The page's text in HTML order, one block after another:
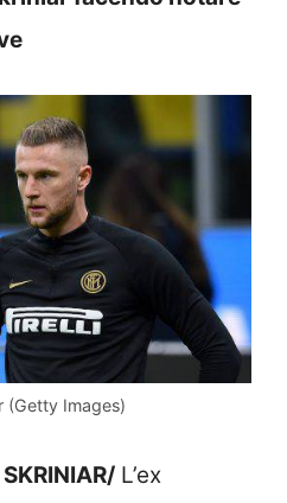
(Getty Images)
L’ex